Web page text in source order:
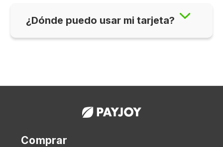
¿Dónde puedo usar mi tarjeta?
Comprar